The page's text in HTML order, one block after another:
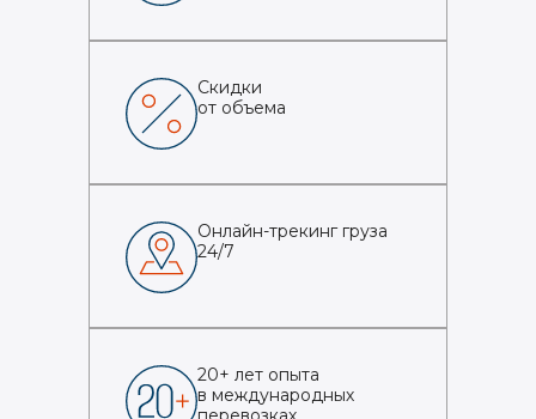
Скидки
от объема
Онлайн-трекинг груза
24/7
20+ лет опыта
в международных